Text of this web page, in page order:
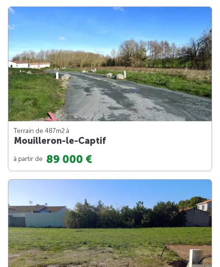
Terrain de 487m2 à
Mouilleron-le-Captif
à partir de 89 000 €